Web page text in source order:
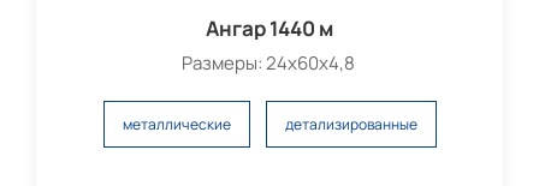
Ангар 1440 м
Размеры: 24х60х4,8
металлические детализированные